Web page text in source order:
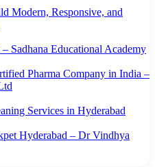
Modern, Responsive, and
Sadhana Educational Academy
Pharma Company in India –
Services in Hyderabad
Hyderabad – Dr Vindhya